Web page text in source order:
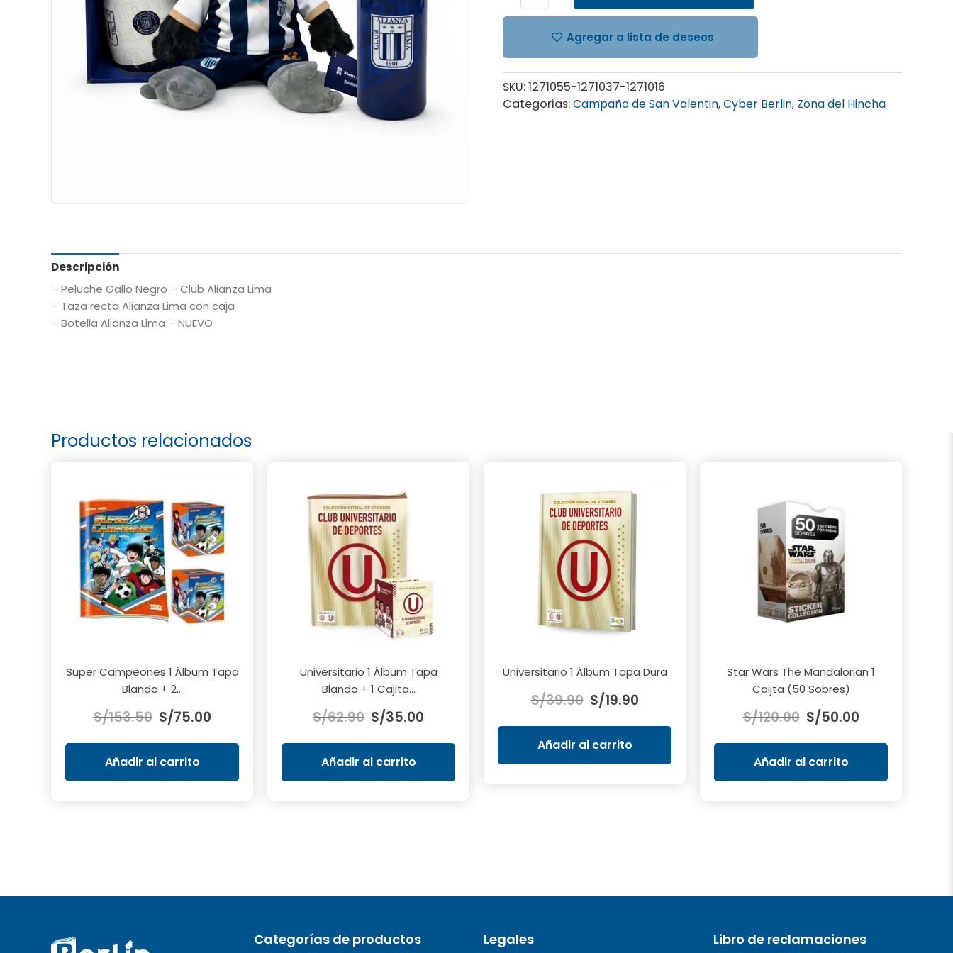
cantidad
Agregar a lista de deseos
SKU:1271055-1271037-1271016
Categorias:Campaña de San Valentin,Cyber Berlin, Zona del Hincha
Descripción
– Peluche Gallo Negro – Club Alianza Lima
– Taza recta Alianza Lima con caja
– Botella Alianza Lima – NUEVO
Productos relacionados
Super Campeones 1 Álbum Tapa
Blanda + 2...
S/153.50 precio
original
era:
S/75.00precio
actual
S/75.00.
Añadir al carrito
Universitario 1 Álbum Tapa
Blanda + 1 Cajita...
S/62.90 precio
original
era:
S/35.00
actual
S/35.00.
Añadir al carrito
Universitario 1 Álbum Tapa Dura
S/39.90 precio
original
era:
S/19.90precio
actual
S/19.90.
Añadir al carrito
Star Wars The Mandalorian 1
Caijta (50 Sobres)
S/120.00 precio
original
era:
S/50.00precio
actual
S/50.00.
Añadir al carrito
Categorías de productos Legales Libro de reclamaciones